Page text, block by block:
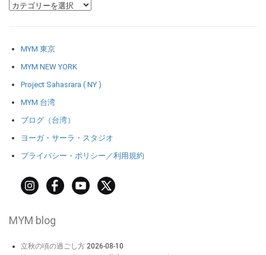
MYM 東京
MYM NEW YORK
Project Sahasrara ( NY )
MYM 台湾
ブログ（台湾）
ヨーガ・サーラ・スタジオ
プライバシー・ポリシー／利用規約
MYM blog
立秋の頃の過ごし方 2026-08-10